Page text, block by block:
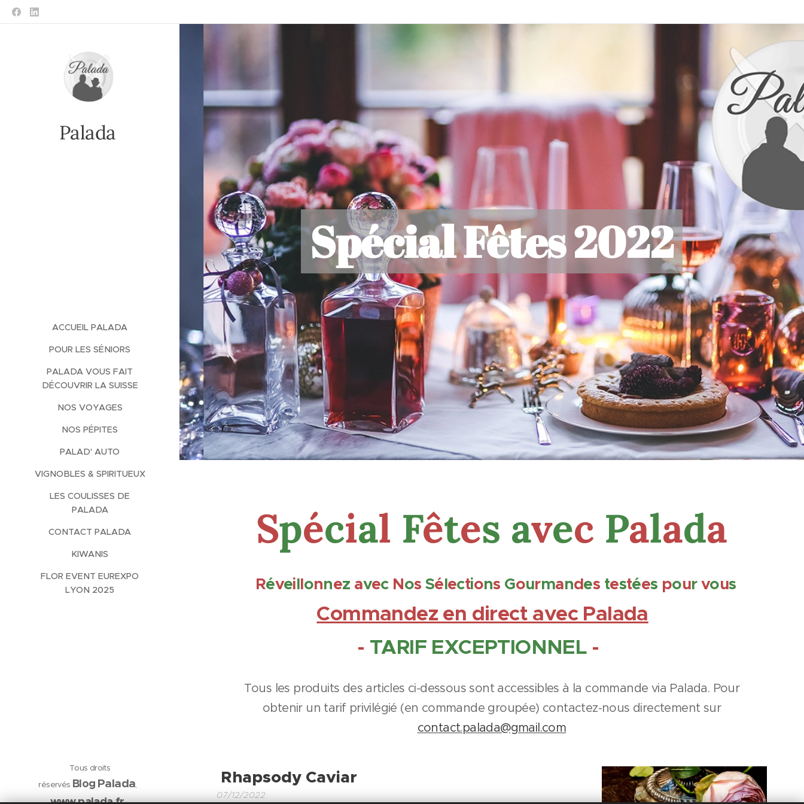
Palada
ACCUEIL PALADA
POUR LES SÉNIORS
PALADA VOUS FAIT
DÉCOUVRIR LA SUISSE
NOS VOYAGES
NOS PÉPITES
PALAD' AUTO
VIGNOBLES & SPIRITUEUX
LES COULISSES DE
PALADA
CONTACT PALADA
KIWANIS
FLOR EVENT EUREXPO
LYON 2025
Spécial Fêtes 2022
Spécial Fêtes avec Palada
Réveillonnez avecNos Sélections Gourmandes testées pourvous
Commandez en direct avec Palada
- TARIF EXCEPTIONNEL -
Tous les produits des articles ci-dessous sont accessibles à la commande via Palada. Pour
obtenir un tarif privilégié (en commande groupée) contactez-nous directement sur
contact.palada@gmail.com
Rhapsody Caviar
07/12/2022
Tous droits
réservés Blog Palada,